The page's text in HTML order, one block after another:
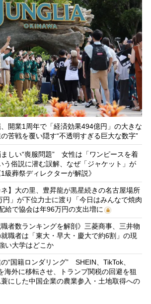
開業1周年で「経済効果494億円」の大きな
苦戦を覆い隠す“不透明すぎる巨大な数字”
しい“喪服問題” 女性は「ワンピースを着
う俗説に潜む誤解、なぜ「ジャケット」が
級葬祭ディレクターが解説》
ネ】大の里、豊昇龍が黒星続きの名古屋場所
円」が下位力士に渡り「今日はみんなで焼肉
で協会は年96万円の支出増に
職者数ランキングを解剖》三菱商事、三井物
職者は「東大・早大・慶大で約6割」の現
い大学はどこか
“国籍ロンダリング” SHEIN、TikTok、
外に移転させ、トランプ関税の回避を狙
にした中国企業の農業参入・土地取得への